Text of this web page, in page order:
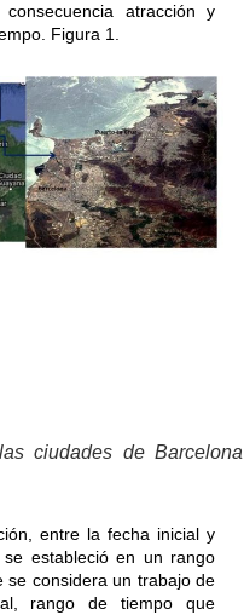
atracción y
Figura 1.
ciudades de
entre la fecha inicial y
estableció en un rango
se considera un trabajo de
rango de tiempo que